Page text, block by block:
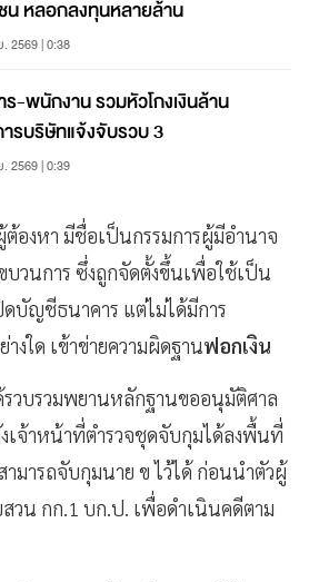
น หลอกลงทุนหลายล้าน
2569 | 0:38
-พนักงาน รวมหัวโกงเงินล้าน
รบริษัทแจ้งจับรวบ 3
2569 | 0:39
องหา มีชื่อเป็นกรรมการผู้มีอำนาจ
วนการ ซึ่งถูกจัดตั้งขึ้นเพื่อใช้เป็น
บัญชีธนาคาร แต่ไม่ได้มีการ
งใด เข้าข่ายความผิดฐานฟอกเงิน
วบรวมพยานหลักฐานขออนุมัติศาล
เจ้าหน้าที่ตำรวจชุดจับกุมได้ลงพื้นที่
มารถจับกุมนาย ข ไว้ได้ ก่อนนำตัวผู้
วน กก.1 บก.ป. เพื่อดำเนินคดีตาม